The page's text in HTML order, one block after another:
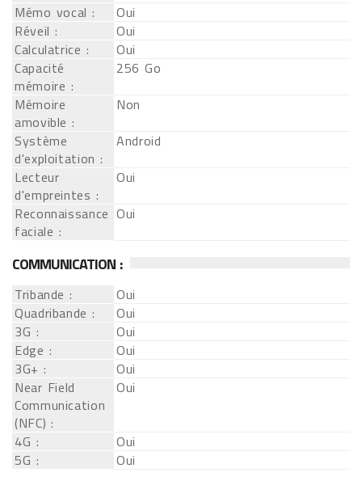
Mémo vocal :
Oui
Réveil :
Oui
Calculatrice :
Oui
Capacité
mémoire :
256 Go
Mémoire
amovible :
Non
Système
d'exploitation :
Android
Lecteur
d'empreintes :
Oui
Reconnaissance
faciale :
Oui
COMMUNICATION :
Tribande :
Oui
Quadribande :
Oui
3G :
Oui
Edge :
Oui
3G+ :
Oui
Near Field
Communication
(NFC) :
Oui
4G :
Oui
5G :
Oui